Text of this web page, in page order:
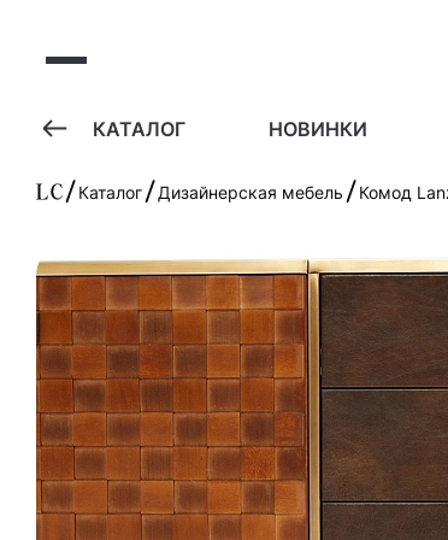
КАТАЛОГ НОВИНКИ
Каталог Дизайнерская мебель Комод